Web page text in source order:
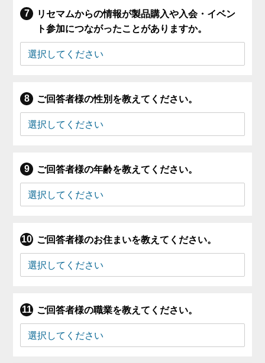
リセマムからの情報が製品購入や入会・イベン
ト参加につながったことがありますか。
ご回答者様の性別を教えてください。
ご回答者様の年齢を教えてください。
ご回答者様のお住まいを教えてください。
ご回答者様の職業を教えてください。